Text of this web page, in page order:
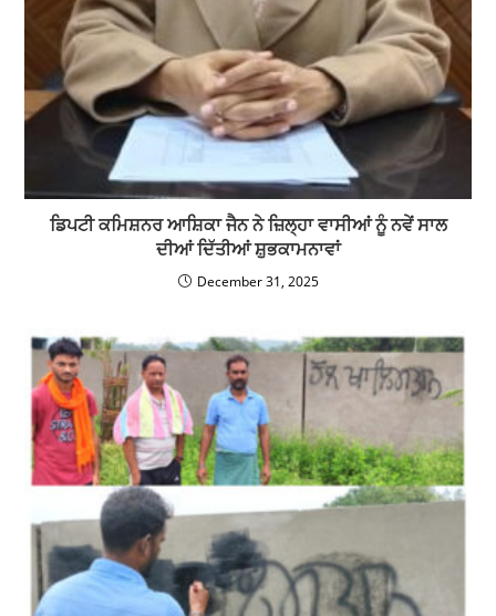
ਡਿਪਟੀ ਕਮਿਸ਼ਨਰ ਆਸ਼ਿਕਾ ਜੈਨ ਨੇ ਜ਼ਿਲ੍ਹਾ ਵਾਸੀਆਂ ਨੂੰ ਨਵੇਂ ਸਾਲ
ਦੀਆਂ ਦਿੱਤੀਆਂ ਸ਼ੁਭਕਾਮਨਾਵਾਂ
December 31, 2025